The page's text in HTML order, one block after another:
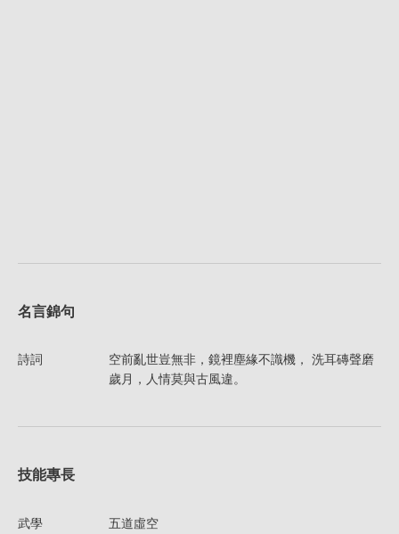
名言錦句
詩詞
空前亂世豈無非，鏡裡塵緣不識機， 洗耳磚聲磨
歲月，人情莫與古風違。
技能專長
武學 五道虛空